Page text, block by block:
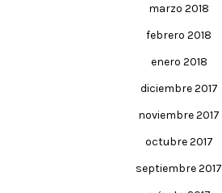
marzo 2018
febrero 2018
enero 2018
diciembre 2017
noviembre 2017
octubre 2017
septiembre 2017